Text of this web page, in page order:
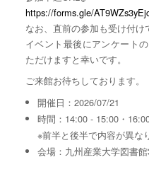
https://forms.gle/
なお、直前の参加も受け付け
イベント最後にアンケート
ただけますと幸いです。
ご来館お待ちしております。
開催日：2026/07/21
時間：14:00 - 15:00・
※前半と後半で内容が異な
会場：九州産業大学図書